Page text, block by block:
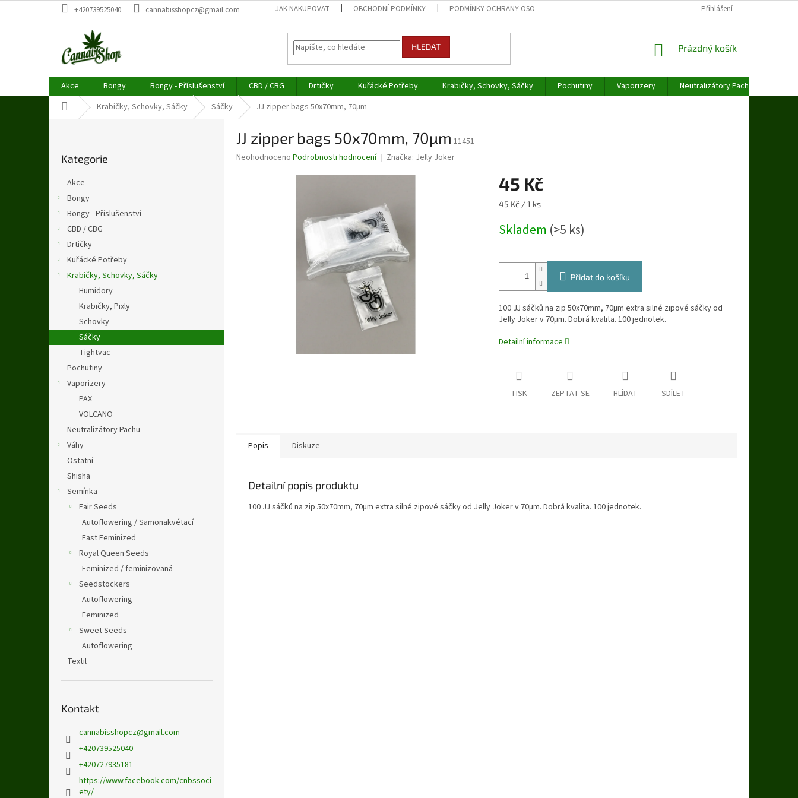
na
+420739525040 cannabisshopcz@gmail.com JAK NAKUPOVAT OBCHODNÍ PODMÍNKY PODMÍNKY OCHRANY OSOBNÍCH ÚDAJŮ Přihlášení
HLEDAT
NÁKUPNÍ
Prázdný košík
Akce Bongy Bongy - Příslušenství CBD / CBG Drtičky Kuřácké Potřeby Krabičky, Schovky, Sáčky Pochutiny Vaporizery Neutralizátory Pachu
Domů Krabičky, Schovky, Sáčky Sáčky JJ zipper bags 50x70mm, 70µm
kategorie
Kategorie
Akce
Bongy
Bongy - Příslušenství
CBD / CBG
Drtičky
Kuřácké Potřeby
Krabičky, Schovky, Sáčky
Humidory
Krabičky, Pixly
Schovky
Sáčky
Tightvac
Pochutiny
Vaporizery
PAX
VOLCANO
Neutralizátory Pachu
Váhy
Ostatní
Shisha
Semínka
Fair Seeds
Autoflowering / Samonakvétací
Fast Feminized
Royal Queen Seeds
Feminized / feminizovaná
Seedstockers
Autoflowering
Feminized
Sweet Seeds
Autoflowering
Textil
Kontakt
cannabisshopcz@gmail.com
+420739525040
+420727935181
https://www.facebook.com/cnbssoci
ety/
JJ zipper bags 50x70mm, 70µm 11451
Průměrné
Neohodnoceno Podrobnosti hodnocení Značka: Jelly Joker
45 Kč
Měrná
45 Kč / 1 ks
Skladem (>5 ks)
Přidat do košíku
100 JJ sáčků na zip 50x70mm, 70μm extra silné zipové sáčky od
Jelly Joker v 70μm. Dobrá kvalita. 100 jednotek.
Detailní informace
TISK ZEPTAT SE HLÍDAT SDÍLET
Popis Diskuze
Detailní popis produktu
100 JJ sáčků na zip 50x70mm, 70μm extra silné zipové sáčky od Jelly Joker v 70μm. Dobrá kvalita. 100 jednotek.